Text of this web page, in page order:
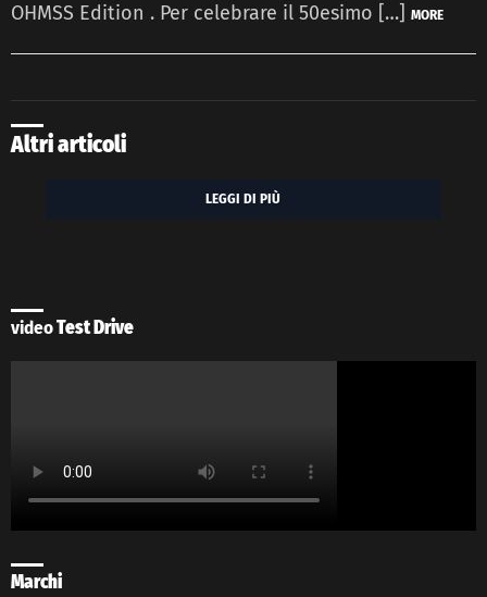
OHMSS Edition . Per celebrare il 50esimo […] MORE
Altri articoli
LEGGI DI PIÙ
videoTest Drive
Marchi